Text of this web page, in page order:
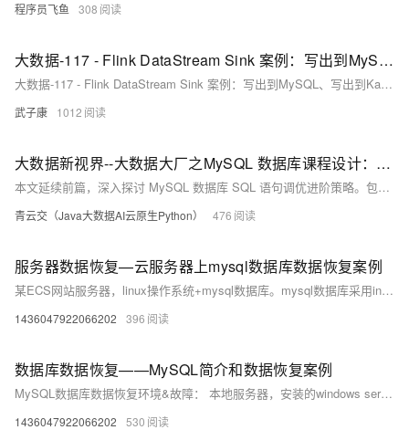
程序员飞鱼 308
大数据-117 - Flink DataStream Sink 案例：写出到MySQL、写出到Kafka
大数据-117 - Flink DataStream Sink 案例：写出到MySQL、写出到Kafka
武子康 1012
大数据新视界--大数据大厂之MySQL 数据库课程设计：MySQL 数据库 SQL 语句调优的进阶策略与实际案例（2-2）
本文延续前篇，深入探讨 MySQL 数据库 SQL 语句调优进阶策略。包括优化索引使用，介绍多种索引类型及避免索引失效等；调整数据库参数，如缓冲池、连接数和日志参数；还有分区表、垂直拆分等其他优化方法。通过实际案例分析展示调优效果。回顾与数据库课程设计相关文章，强调全面认识 MySQL 数据库重要性。为读者提供综合调优指导，确保数据库高效运行。
青云交（Java大数据AI云原生Python） 476
服务器数据恢复—云服务器上mysql数据库数据恢复案例
某ECS网站服务器，linux操作系统+mysql数据库。mysql数据库采用innodb作为默认存储引擎。 在执行数据库版本更新测试时，操作人员误误将在本来应该在测试库执行的sql脚本在生产库上执行，导致生产库上部分表被truncate，还有部分表中少量数据被delete。
1436047922066202 396
数据库数据恢复——MySQL简介和数据恢复案例
MySQL数据库数据恢复环境&故障： 本地服务器，安装的windows server操作系统。 操作系统上部署MySQL单实例，引擎类型为innodb，表空间类型为独立表空间。该MySQL数据库没有备份，未开启binlog。 人为误操作，在用Delete命令删除数据时未添加where子句进行筛选导致全表数据被删除，删除后未对该表进行任何操作。
1436047922066202 530